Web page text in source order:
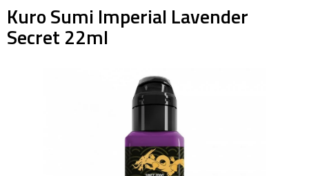
Kuro Sumi Imperial Lavender
Secret 22ml